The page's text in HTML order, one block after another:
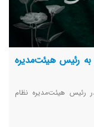
به رئیس هیئت‌مدیره
رئیس هیئت‌مدیره نظام